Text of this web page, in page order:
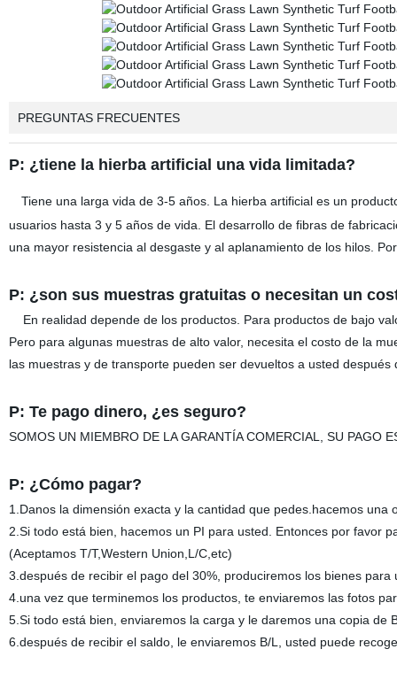
PREGUNTAS FRECUENTES
P: ¿tiene la hierba artificial una vida limitada?
Tiene una larga vida de 3-5 años. La hierba artificial es un
usuarios hasta 3 y 5 años de vida. El desarrollo de fibras de
una mayor resistencia al desgaste y al aplanamiento de los hilos.
P: ¿son sus muestras gratuitas o necesitan un
En realidad depende de los productos. Para productos de bajo
Pero para algunas muestras de alto valor, necesita el costo de la
las muestras y de transporte pueden ser devueltos a usted
P: Te pago dinero, ¿es seguro?
SOMOS UN MIEMBRO DE LA GARANTÍA COMERCIAL, SU PAGO
P: ¿Cómo pagar?
1.Danos la dimensión exacta y la cantidad que pedes.hacemos una
2.Si todo está bien, hacemos un PI para usted. Entonces por favor
(Aceptamos T/T,Western Union,L/C,etc)
3.después de recibir el pago del 30%, produciremos los bienes para
4.una vez que terminemos los productos, te enviaremos las fotos
5.Si todo está bien, enviaremos la carga y le daremos una copia de
6.después de recibir el saldo, le enviaremos B/L, usted puede